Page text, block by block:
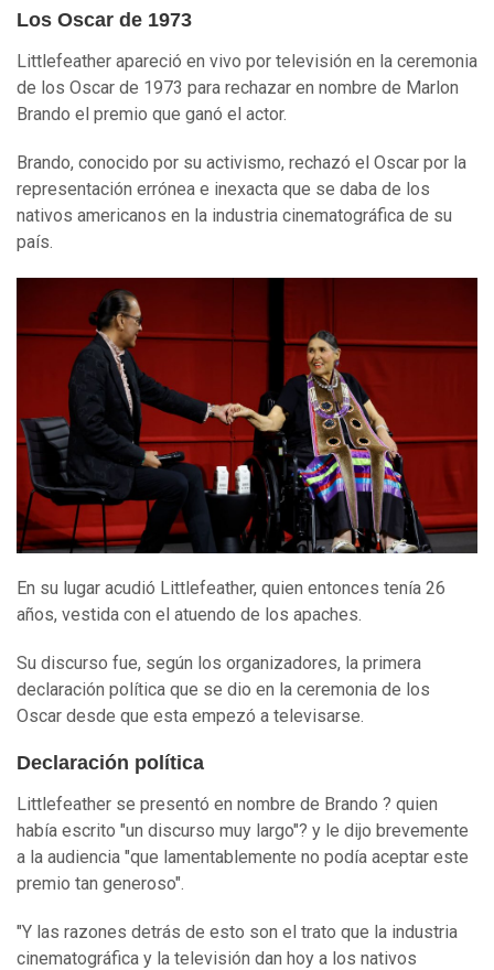
Los Oscar de 1973
Littlefeather apareció en vivo por televisión en la ceremonia
de los Oscar de 1973 para rechazar en nombre de Marlon
Brando el premio que ganó el actor.
Brando, conocido por su activismo, rechazó el Oscar por la
representación errónea e inexacta que se daba de los
nativos americanos en la industria cinematográfica de su
país.
En su lugar acudió Littlefeather, quien entonces tenía 26
años, vestida con el atuendo de los apaches.
Su discurso fue, según los organizadores, la primera
declaración política que se dio en la ceremonia de los
Oscar desde que esta empezó a televisarse.
Declaración política
Littlefeather se presentó en nombre de Brando ? quien
había escrito "un discurso muy largo"? y le dijo brevemente
a la audiencia "que lamentablemente no podía aceptar este
premio tan generoso".
"Y las razones detrás de esto son el trato que la industria
cinematográfica y la televisión dan hoy a los nativos